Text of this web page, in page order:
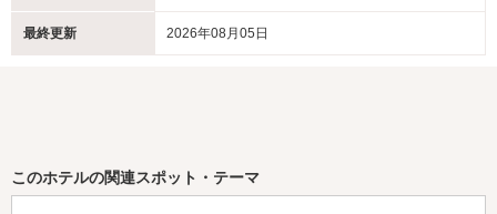
ート！
季節限定のフレーバーなどお得な価格で是非お楽しみください♪
つレスな洗い方「ビオレu The Body」
秋の訪れを感じる心地よい金木犀の香りをぜひお試しください☆彡
最終更新 2026年08月05日
このホテルの関連スポット・テーマ